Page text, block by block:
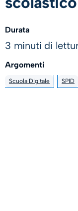
Durata
3 minuti di
Argomenti
Scuola Digitale SPID